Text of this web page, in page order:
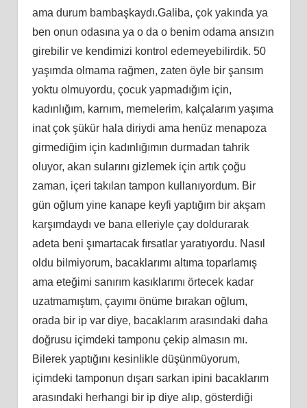
ama durum bambaşkaydı.Galiba, çok yakında ya
ben onun odasına ya o da o benim odama ansızın
girebilir ve kendimizi kontrol edemeyebilirdik. 50
yaşımda olmama rağmen, zaten öyle bir şansım
yoktu olmuyordu, çocuk yapmadığım için,
kadınlığım, karnım, memelerim, kalçalarım yaşıma
inat çok şükür hala diriydi ama henüz menapoza
girmediğim için kadınlığımın durmadan tahrik
oluyor, akan sularını gizlemek için artık çoğu
zaman, içeri takılan tampon kullanıyordum. Bir
gün oğlum yine kanape keyfi yaptığım bir akşam
karşımdaydı ve bana elleriyle çay doldurarak
adeta beni şımartacak fırsatlar yaratıyordu. Nasıl
oldu bilmiyorum, bacaklarımı altıma toparlamış
ama eteğimi sanırım kasıklarımı örtecek kadar
uzatmamıştım, çayımı önüme bırakan oğlum,
orada bir ip var diye, bacaklarım arasındaki daha
doğrusu içimdeki tamponu çekip almasın mı.
Bilerek yaptığını kesinlikle düşünmüyorum,
içimdeki tamponun dışarı sarkan ipini bacaklarım
arasındaki herhangi bir ip diye alıp, gösterdiği